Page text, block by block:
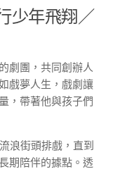
少年飛翔／
劇團，共同創辦人
戲夢人生，戲劇讓
，帶著他與孩子們
浪街頭排戲，直到
期陪伴的據點。透